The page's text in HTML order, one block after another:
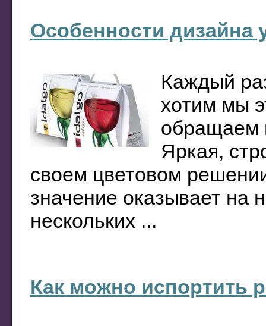
Особенности дизайна
Каждый
хотим мы
обращаем
Яркая,
своем цветовом
значение оказывает
нескольких ...
Как можно испортить